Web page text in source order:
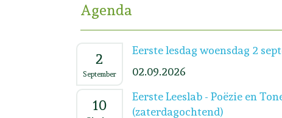
Agenda
2
September
Eerste lesdag woensdag 2
02.09.2026
10
Eerste Leeslab - Poëzie en
(zaterdagochtend)